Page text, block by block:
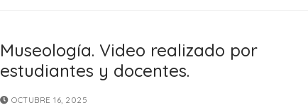
Museología. Video realizado por
estudiantes y docentes.
OCTUBRE 16, 2025